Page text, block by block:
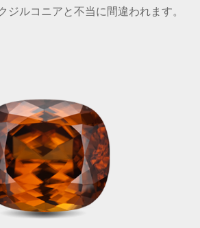
ジルコニアと不当に間違われます。